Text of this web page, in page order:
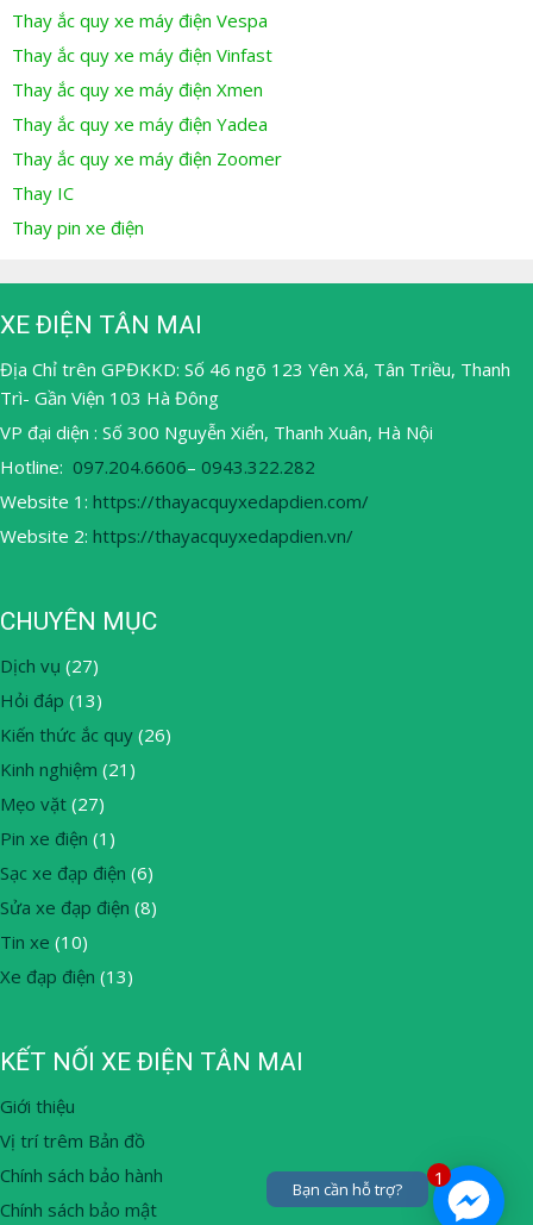
Thay ắc quy xe máy điện Vespa
Thay ắc quy xe máy điện Vinfast
Thay ắc quy xe máy điện Xmen
Thay ắc quy xe máy điện Yadea
Thay ắc quy xe máy điện Zoomer
Thay IC
Thay pin xe điện
XE ĐIỆN TÂN MAI
Địa Chỉ trên GPĐKKD: Số 46 ngõ 123 Yên Xá, Tân Triều, Thanh
Trì- Gần Viện 103 Hà Đông
VP đại diện : Số 300 Nguyễn Xiển, Thanh Xuân, Hà Nội
Hotline: 097.204.6606– 0943.322.282
Website 1: https://thayacquyxedapdien.com/
Website 2: https://thayacquyxedapdien.vn/
CHUYÊN MỤC
Dịch vụ (27)
Hỏi đáp (13)
Kiến thức ắc quy (26)
Kinh nghiệm (21)
Mẹo vặt (27)
Pin xe điện (1)
Sạc xe đạp điện (6)
Sửa xe đạp điện (8)
Tin xe (10)
Xe đạp điện (13)
KẾT NỐI XE ĐIỆN TÂN MAI
Giới thiệu
Vị trí trêm Bản đồ
Chính sách bảo hành
Chính sách bảo mật
1
Bạn cần hỗ trợ?